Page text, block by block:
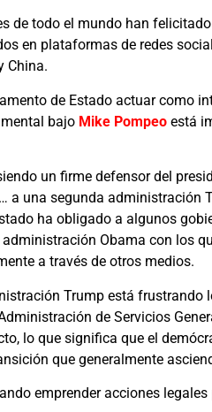
de todo el mundo han
en plataformas de redes
China.
de Estado actuar como
bajo Mike Pompeo está
un firme defensor del
a una segunda administración
ha obligado a algunos
Obama con los
a través de otros medios.
Trump está frustrando
de Servicios
lo que significa que el
que generalmente
emprender acciones